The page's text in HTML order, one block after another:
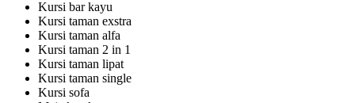
Kursi bar kayu
Kursi taman exstra
Kursi taman alfa
Kursi taman 2 in 1
Kursi taman lipat
Kursi taman single
Kursi sofa